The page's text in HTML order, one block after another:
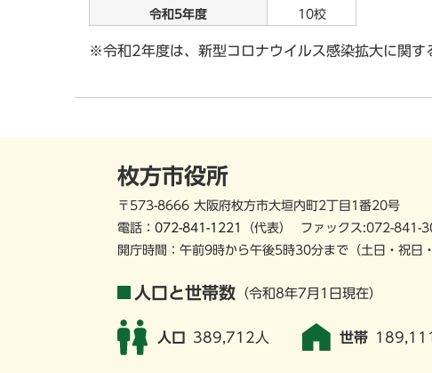
令和5年度 10校
※令和2年度は、新型コロナウイルス感染拡大に関す
枚方市役所
〒573-8666 大阪府枚方市大垣内町2丁目1番20号
電話： 072-841-1221 （代表） ファックス:072-841-
開庁時間：午前9時から午後5時30分まで （土日・祝日
人口と世帯数 （令和8年7月1日現在）
人口 389,712人 世帯